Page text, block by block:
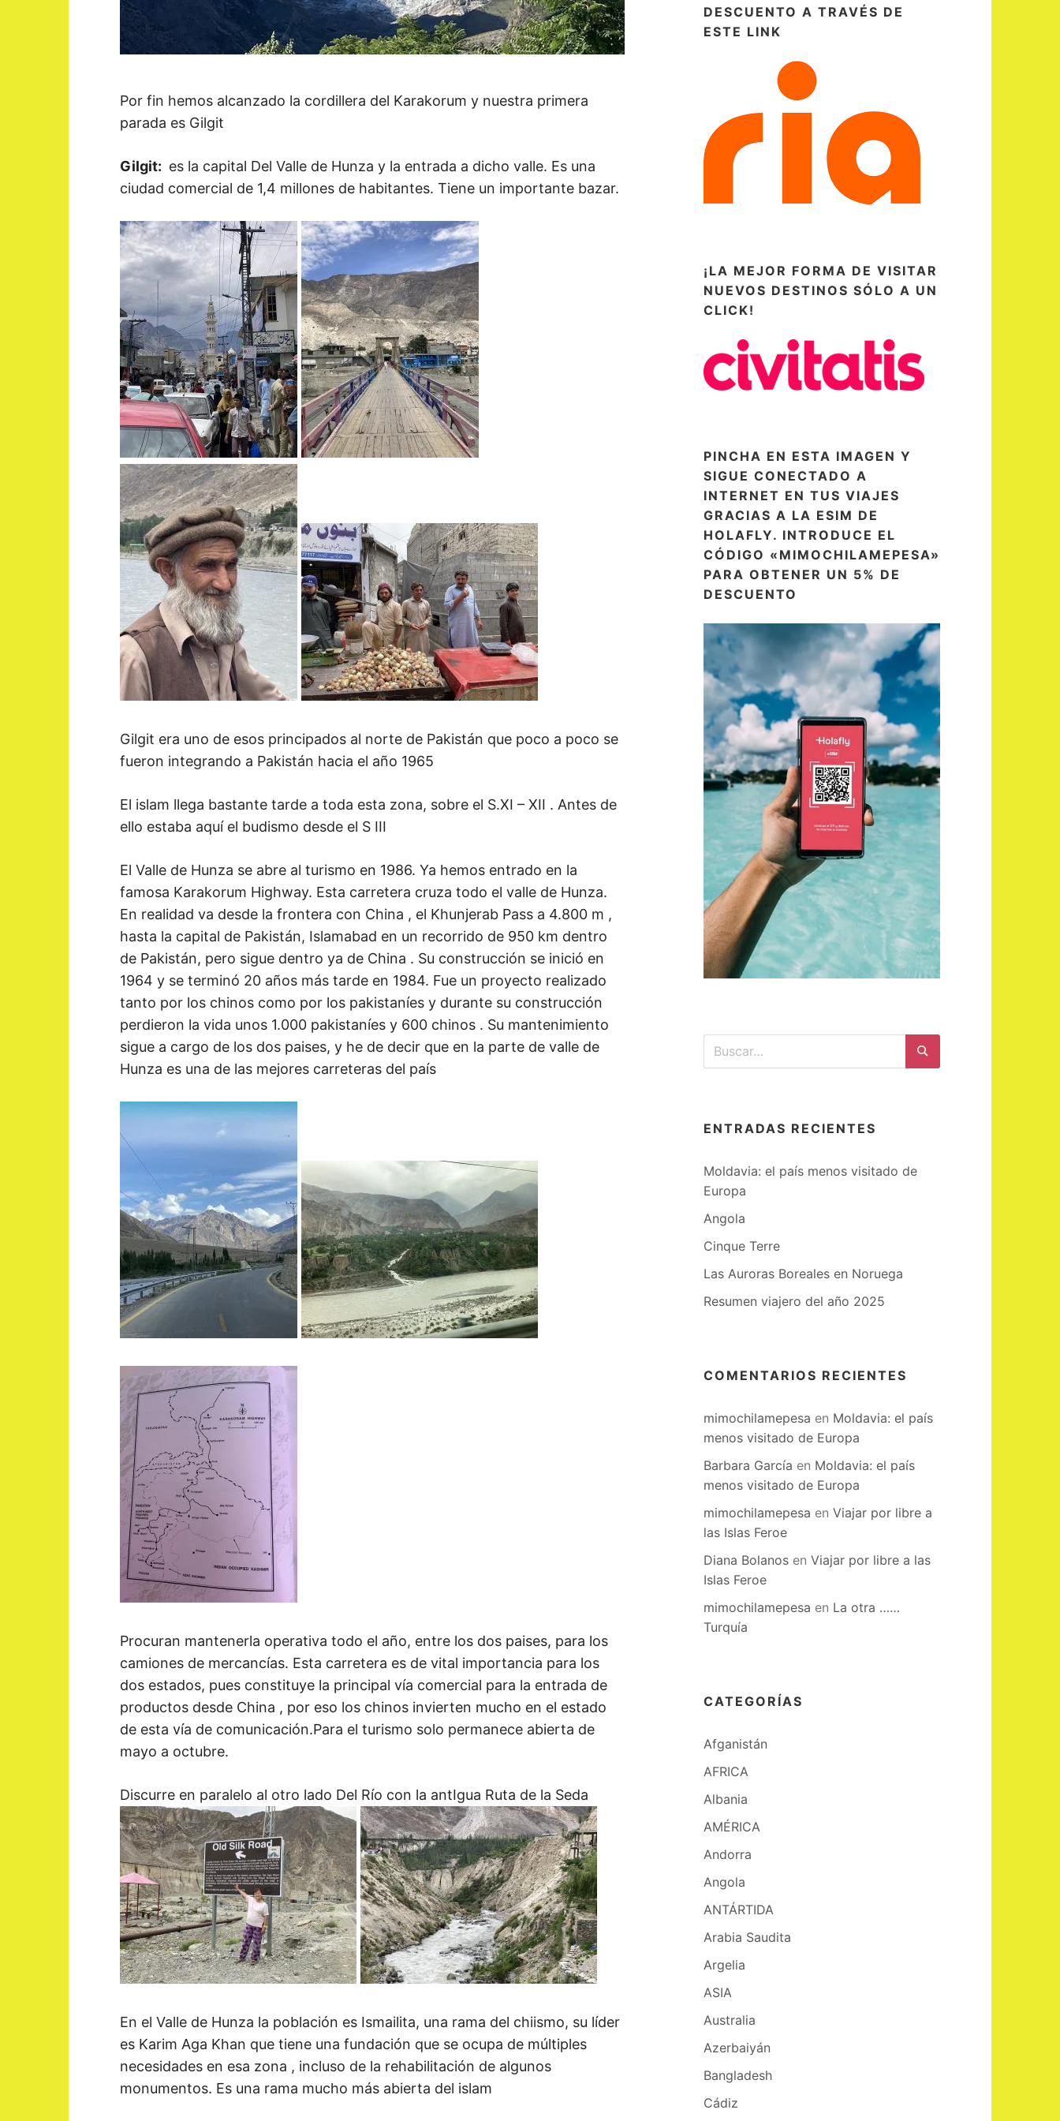
Por fin hemos alcanzado la cordillera del Karakorum y nuestra primera
parada es Gilgit
Gilgit: es la capital Del Valle de Hunza y la entrada a dicho valle. Es una
ciudad comercial de 1,4 millones de habitantes. Tiene un importante bazar.
Gilgit era uno de esos principados al norte de Pakistán que poco a poco se
fueron integrando a Pakistán hacia el año 1965
El islam llega bastante tarde a toda esta zona, sobre el S.XI – XII . Antes de
ello estaba aquí el budismo desde el S III
El Valle de Hunza se abre al turismo en 1986. Ya hemos entrado en la
famosa Karakorum Highway. Esta carretera cruza todo el valle de Hunza.
En realidad va desde la frontera con China , el Khunjerab Pass a 4.800 m ,
hasta la capital de Pakistán, Islamabad en un recorrido de 950 km dentro
de Pakistán, pero sigue dentro ya de China . Su construcción se inició en
1964 y se terminó 20 años más tarde en 1984. Fue un proyecto realizado
tanto por los chinos como por los pakistaníes y durante su construcción
perdieron la vida unos 1.000 pakistaníes y 600 chinos . Su mantenimiento
sigue a cargo de los dos paises, y he de decir que en la parte de valle de
Hunza es una de las mejores carreteras del país
Procuran mantenerla operativa todo el año, entre los dos paises, para los
camiones de mercancías. Esta carretera es de vital importancia para los
dos estados, pues constituye la principal vía comercial para la entrada de
productos desde China , por eso los chinos invierten mucho en el estado
de esta vía de comunicación.Para el turismo solo permanece abierta de
mayo a octubre.
Discurre en paralelo al otro lado Del Río con la antIgua Ruta de la Seda
En el Valle de Hunza la población es Ismailita, una rama del chiismo, su líder
es Karim Aga Khan que tiene una fundación que se ocupa de múltiples
necesidades en esa zona , incluso de la rehabilitación de algunos
monumentos. Es una rama mucho más abierta del islam
DESCUENTO A TRAVÉS DE
ESTE LINK
¡LA MEJOR FORMA DE VISITAR
NUEVOS DESTINOS SÓLO A UN
CLICK!
PINCHA EN ESTA IMAGEN Y
SIGUE CONECTADO A
INTERNET EN TUS VIAJES
GRACIAS A LA ESIM DE
HOLAFLY. INTRODUCE EL
CÓDIGO «MIMOCHILAMEPESA»
PARA OBTENER UN 5% DE
DESCUENTO
Buscar:
Buscar
ENTRADAS RECIENTES
Moldavia: el país menos visitado de
Europa
Angola
Cinque Terre
Las Auroras Boreales en Noruega
Resumen viajero del año 2025
COMENTARIOS RECIENTES
mimochilamepesa en Moldavia: el país
menos visitado de Europa
Barbara García en Moldavia: el país
menos visitado de Europa
mimochilamepesa en Viajar por libre a
las Islas Feroe
Diana Bolanos en Viajar por libre a las
Islas Feroe
mimochilamepesa en La otra ……
Turquía
CATEGORÍAS
Afganistán
AFRICA
Albania
AMÉRICA
Andorra
Angola
ANTÁRTIDA
Arabia Saudita
Argelia
ASIA
Australia
Azerbaiyán
Bangladesh
Cádiz